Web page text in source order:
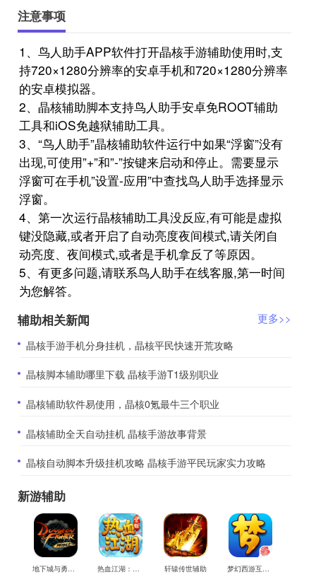
注意事项
1、鸟人助手APP软件打开晶核手游辅助使用时,支
持720×1280分辨率的安卓手机和720×1280分辨率
的安卓模拟器。
2、晶核辅助脚本支持鸟人助手安卓免ROOT辅助
工具和iOS免越狱辅助工具。
3、“鸟人助手”晶核辅助软件运行中如果“浮窗”没有
出现,可使用”+”和”-”按键来启动和停止。需要显示
浮窗可在手机”设置-应用”中查找鸟人助手选择显示
浮窗。
4、第一次运行晶核辅助工具没反应,有可能是虚拟
键没隐藏,或者开启了自动亮度夜间模式,请关闭自
动亮度、夜间模式,或者是手机拿反了等原因。
5、有更多问题,请联系鸟人助手在线客服,第一时间
为您解答。
辅助相关新闻
更多>>
​晶核手游手机分身挂机，晶核平民快速开荒攻略
​晶核脚本辅助哪里下载 晶核手游T1级别职业
​晶核辅助软件易使用，晶核0氪最牛三个职业
​晶核辅助全天自动挂机 晶核手游故事背景
​晶核自动脚本升级挂机攻略 晶核手游平民玩家实力攻略
新游辅助
地下城与勇士M辅助 热血江湖：觉醒辅助 轩辕传世辅助 梦幻西游互通版辅助